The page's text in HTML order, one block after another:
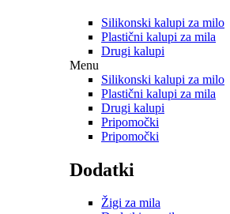
Silikonski kalupi za milo
Plastični kalupi za mila
Drugi kalupi
Menu
Silikonski kalupi za milo
Plastični kalupi za mila
Drugi kalupi
Pripomočki
Pripomočki
Dodatki
Žigi za mila